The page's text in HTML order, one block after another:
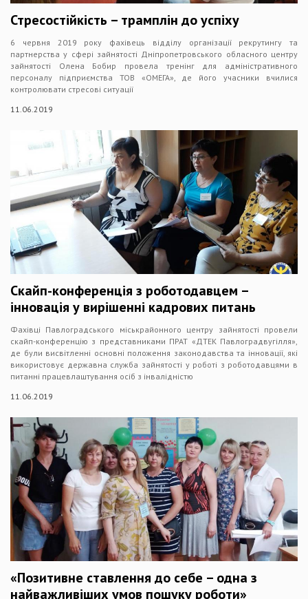
Стресостійкість – трамплін до успіху
6 червня 2019 року фахівець відділу організації рекрутингу та
партнерства у сфері зайнятості Дніпропетровського обласного центру
зайнятості Олена Бобир провела тренінг для адміністративного
персоналу підприємства ТОВ «ОМЕГА», де його учасники вчилися
контролювати стресові ситуації
11.06.2019
Скайп-конференція з роботодавцем –
інновація у вирішенні кадрових питань
Фахівці Павлоградського міськрайонного центру зайнятості провели
скайп-конференцію з представниками ПРАТ «ДТЕК Павлоградвугілля»,
де були висвітленні основні положення законодавства та інновації, які
використовує державна служба зайнятості у роботі з роботодавцями в
питанні працевлаштування осіб з інвалідністю
11.06.2019
«Позитивне ставлення до себе – одна з
найважливіших умов пошуку роботи»